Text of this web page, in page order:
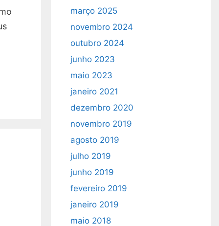
março 2025
novembro 2024
outubro 2024
junho 2023
maio 2023
janeiro 2021
dezembro 2020
novembro 2019
agosto 2019
julho 2019
junho 2019
fevereiro 2019
janeiro 2019
maio 2018